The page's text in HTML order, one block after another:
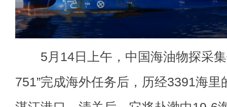
5月14日上午，中国海油物探采集
751”完成海外任务后，历经3391海